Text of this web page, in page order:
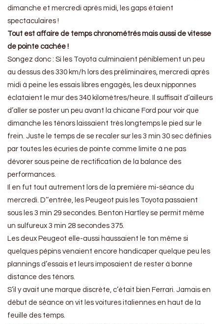
dimanche et mercredi après midi, les gaps étaient
spectaculaires !
Tout est affaire de temps chronométrés mais aussi de vitesse
de pointe cachée !
Songez donc : Si les Toyota culminaient péniblement un peu
au dessus des 330 km/h lors des préliminaires, mercredi après
midi à peine les essais libres engagés, les deux nipponnes
éclataient le mur des 340 kilomètres/heure. Il suffisait d’ailleurs
d’aller se poster un peu avant la chicane Ford pour voir que
dimanche les ténors laissaient très longtemps le pied sur le
frein. Juste le temps de se recaler sur les 3 min 30 sec définies
par toutes les écuries de pointe comme limite à ne pas
dévorer sous peine de rectification de la balance des
performances.
Il en fut tout autrement lors de la première mi-séance du
mercredi. D’’entrée, les Peugeot puis les Toyota passaient
sous les 3 min 29 secondes. Benton Hartley se permit même
un sulfureux 3 min 28 secondes 375.
Les deux Peugeot elle-aussi haussaient le ton même si
quelques pépins venaient encore handicaper quelque peu les
plannings d’essais et leurs imposaient de rester à bonne
distance des ténors.
S’il y avait une marque discrète, c’était bien Ferrari. Jamais en
début de séance on vit les voitures italiennes en haut de la
feuille des temps.